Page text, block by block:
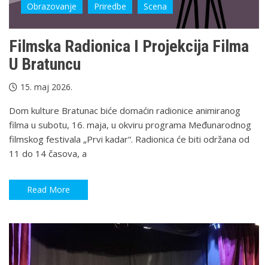
Obrazovanje Priredbe Scena
Filmska Radionica I Projekcija Filma
U Bratuncu
15. maj 2026.
Dom kulture Bratunac biće domaćin radionice animiranog
filma u subotu, 16. maja, u okviru programa Međunarodnog
filmskog festivala „Prvi kadar“. Radionica će biti održana od
11 do 14 časova, a
Read More